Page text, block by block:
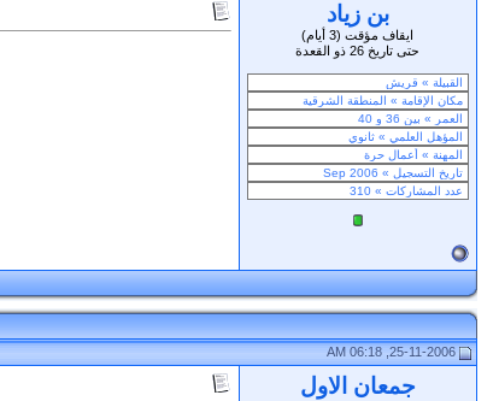
بن زياد
ايقاف مؤقت (3 أيام)
حتى تاريخ 26 ذو القعدة
25-11-2006, 06:18 AM
جمعان الاول